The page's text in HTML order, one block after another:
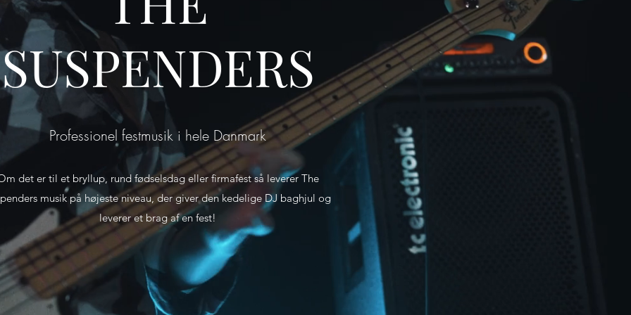
SUSPENDERS
Professionel festmusik i hele Danmark
det er til et bryllup, rund fødselsdag eller firmafest så leverer The
musik på højeste niveau, der giver den kedelige DJ baghjul og
leverer et brag af en fest!